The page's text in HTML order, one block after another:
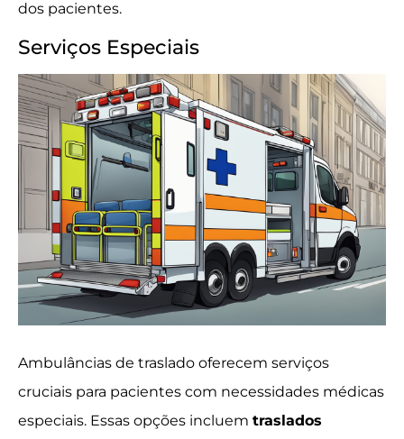
dos pacientes.
Serviços Especiais
Ambulâncias de traslado oferecem serviços
cruciais para pacientes com necessidades médicas
especiais. Essas opções incluem traslados